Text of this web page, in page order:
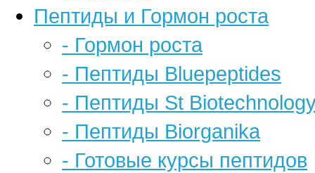
Пептиды и Гормон роста
- Гормон роста
- Пептиды Bluepeptides
- Пептиды St
- Пептиды Biorganika
- Готовые курсы пептидов